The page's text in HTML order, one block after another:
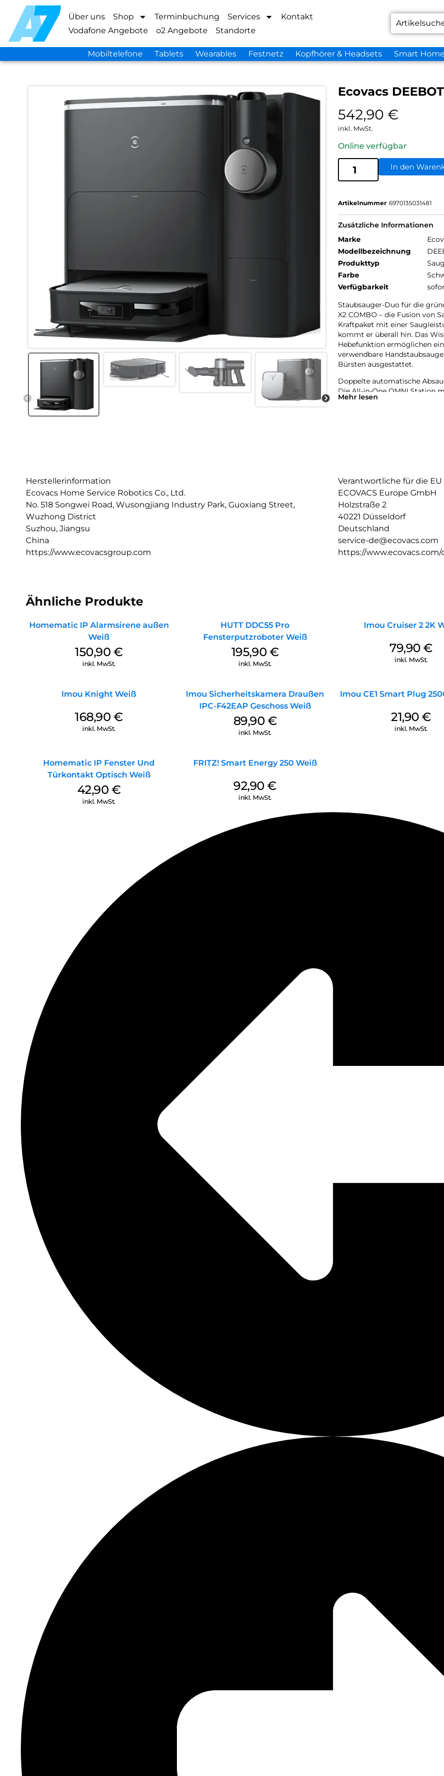
Über uns Shop Terminbuchung Services
Kontakt
Vodafone Angebote
o2 Angebote Standorte
Mobiltelefone Tablets Wearables Festnetz Kopfhörer & Headsets Smart Home
Ecovacs
542,90 €
inkl. MwSt.
Online verfügbar
In den
Artikelnummer 6970135031481
Zusätzliche Informationen
Marke
Modellbezeichnung
Produkttyp
Farbe
Verfügbarkeit
Staubsauger-Duo für die
X2 COMBO – die Fusion von
Kraftpaket mit einer
kommt er überall hin. Das
Hebefunktion ermöglichen
verwendbare
Bürsten ausgestattet.
Doppelte automatische
Die All-in-One OMNI Station
dagewesene
und präzise um Hindernisse
deine Tiere und ihre
Putzen wird viel smarter und
Interaktive Nutzung mit YIKO
Mit der 3D-Kartierung des
fällt das Putzen leichter.
etwa „Schmutz unter dem
Mehr lesen
Herstellerinformation
Ecovacs Home Service Robotics Co., Ltd.
No. 518 Songwei Road, Wusongjiang Industry Park, Guoxiang Street,
Wuzhong District
Suzhou, Jiangsu
China
https://www.ecovacsgroup.com
Verantwortliche für die EU
ECOVACS Europe GmbH
Holzstraße 2
40221 Düsseldorf
Deutschland
service-de@ecovacs.com
https://www.ecovacs.com/
Ähnliche Produkte
Homematic IP Alarmsirene außen
Weiß
150,90€
inkl. MwSt.
HUTT DDC55 Pro
Fensterputzroboter Weiß
195,90 €
inkl. MwSt.
Imou Cruiser 2 2K
79,90€
inkl. MwSt.
Imou Knight Weiß
168,90€
inkl. MwSt.
Imou Sicherheitskamera Draußen
IPC-F42EAP Geschoss Weiß
89,90 €
inkl. MwSt.
Imou CE1 Smart Plug
21,90€
inkl. MwSt.
Homematic IP Fenster Und
Türkontakt Optisch Weiß
42,90 €
inkl. MwSt.
FRITZ! Smart Energy 250 Weiß
92,90€
inkl. MwSt.